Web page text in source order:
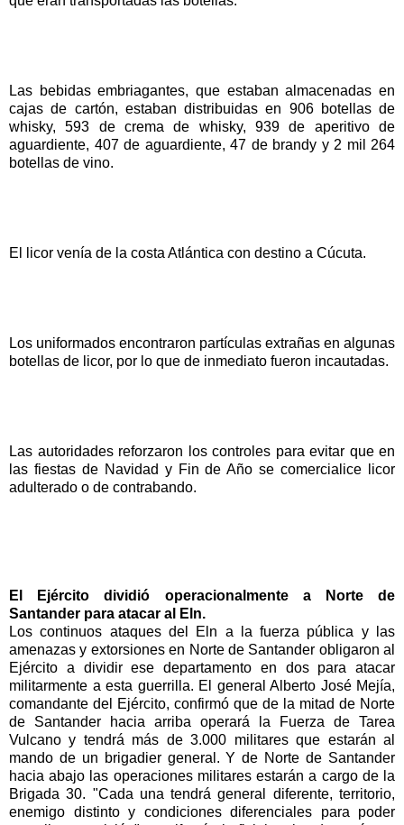
Las bebidas embriagantes, que estaban almacenadas en
cajas de cartón, estaban distribuidas en 906 botellas de
whisky, 593 de crema de whisky, 939 de aperitivo de
aguardiente, 407 de aguardiente, 47 de brandy y 2 mil 264
botellas de vino.
El licor venía de la costa Atlántica con destino a Cúcuta.
Los uniformados encontraron partículas extrañas en algunas
botellas de licor, por lo que de inmediato fueron incautadas.
Las autoridades reforzaron los controles para evitar que en
las fiestas de Navidad y Fin de Año se comercialice licor
adulterado o de contrabando.
El Ejército dividió operacionalmente a Norte de
Santander para atacar al Eln.
Los continuos ataques del Eln a la fuerza pública y las
amenazas y extorsiones en Norte de Santander obligaron al
Ejército a dividir ese departamento en dos para atacar
militarmente a esta guerrilla. El general Alberto José Mejía,
comandante del Ejército, confirmó que de la mitad de Norte
de Santander hacia arriba operará la Fuerza de Tarea
Vulcano y tendrá más de 3.000 militares que estarán al
mando de un brigadier general. Y de Norte de Santander
hacia abajo las operaciones militares estarán a cargo de la
Brigada 30. "Cada una tendrá general diferente, territorio,
enemigo distinto y condiciones diferenciales para poder